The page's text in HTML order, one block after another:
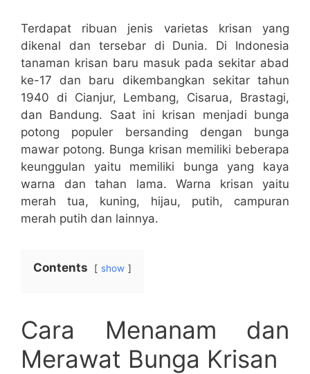
Terdapat ribuan jenis varietas krisan yang
dikenal dan tersebar di Dunia. Di Indonesia
tanaman krisan baru masuk pada sekitar abad
ke-17 dan baru dikembangkan sekitar tahun
1940 di Cianjur, Lembang, Cisarua, Brastagi,
dan Bandung. Saat ini krisan menjadi bunga
potong populer bersanding dengan bunga
mawar potong. Bunga krisan memiliki beberapa
keunggulan yaitu memiliki bunga yang kaya
warna dan tahan lama. Warna krisan yaitu
merah tua, kuning, hijau, putih, campuran
merah putih dan lainnya.
Contents show
Cara Menanam dan
Merawat Bunga Krisan